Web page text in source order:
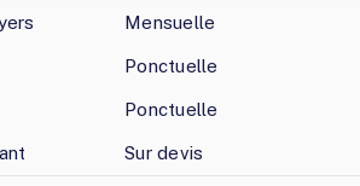
Mensuelle
Ponctuelle
Ponctuelle
Sur devis